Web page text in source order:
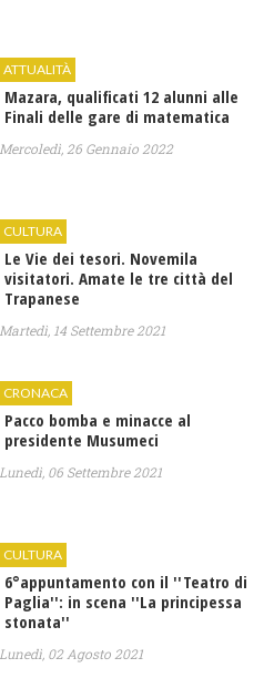
ATTUALITÀ
Mazara, qualificati 12 alunni alle
Finali delle gare di matematica
Mercoledì, 26 Gennaio 2022
CULTURA
Le Vie dei tesori. Novemila
visitatori. Amate le tre città del
Trapanese
Martedì, 14 Settembre 2021
CRONACA
Pacco bomba e minacce al
presidente Musumeci
Lunedì, 06 Settembre 2021
CULTURA
6°appuntamento con il ''Teatro di
Paglia'': in scena ''La principessa
stonata''
Lunedì, 02 Agosto 2021